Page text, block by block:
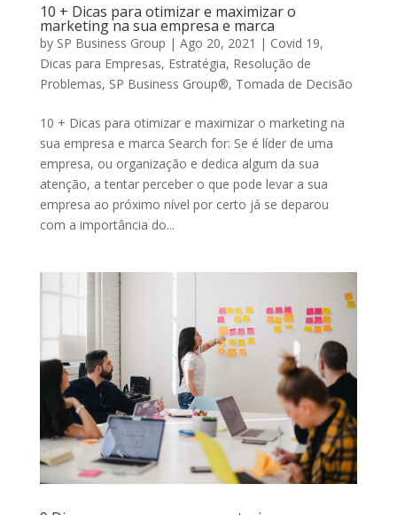
10 + Dicas para otimizar e maximizar o
marketing na sua empresa e marca
by SP Business Group | Ago 20, 2021 | Covid 19,
Dicas para Empresas, Estratégia, Resolução de
Problemas, SP Business Group®, Tomada de Decisão
10 + Dicas para otimizar e maximizar o marketing na
sua empresa e marca Search for: Se é líder de uma
empresa, ou organização e dedica algum da sua
atenção, a tentar perceber o que pode levar a sua
empresa ao próximo nível por certo já se deparou
com a importância do...